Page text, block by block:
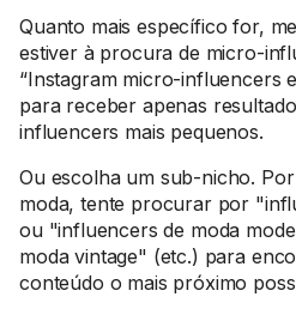
Quanto mais específico for,
estiver à procura de micro-
“Instagram micro-influencers
para receber apenas
influencers mais pequenos.
Ou escolha um sub-nicho.
moda, tente procurar por
ou "influencers de moda
moda vintage" (etc.) para
conteúdo o mais próximo